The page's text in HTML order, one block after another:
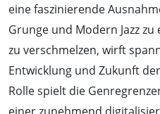
eine faszinierende
Grunge und Modern Jazz
zu verschmelzen, wirft
Entwicklung und Zukunft
Rolle spielt die